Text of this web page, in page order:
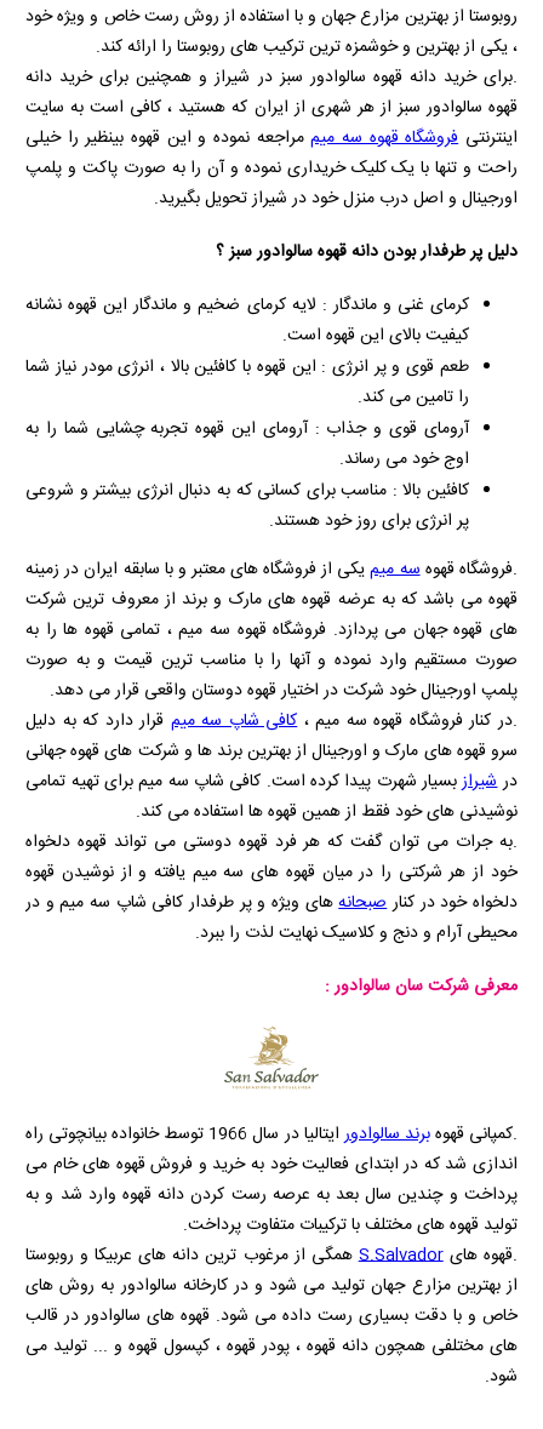
روبوستا از بهترین مزارع جهان و با استفاده از روش رست خاص و ویژه خود
، یکی از بهترین و خوشمزه ترین ترکیب های روبوستا را ارائه کند.
.برای خرید دانه قهوه سالوادور سبز در شیراز و همچنین برای خرید دانه
قهوه سالوادور سبز از هر شهری از ایران که هستید ، کافی است به سایت
اینترنتیفروشگاه قهوه سه میممراجعه نموده و این قهوه بینظیر را خیلی
راحت و تنها با یک کلیک خریداری نموده و آن را به صورت پاکت و پلمپ
اورجینال و اصل درب منزل خود در شیراز تحویل بگیرید.
دلیل پر طرفدار بودن دانه قهوه سالوادور سبز ؟
کرمای غنی و ماندگار : لایه کرمای ضخیم و ماندگار این قهوه نشانه
کیفیت بالای این قهوه است.
طعم قوی و پر انرژی : این قهوه با کافئین بالا ، انرژی مودر نیاز شما
را تامین می کند.
آرومای قوی و جذاب : آرومای این قهوه تجربه چشایی شما را به
اوج خود می رساند.
کافئین بالا : مناسب برای کسانی که به دنبال انرژی بیشتر و شروعی
پر انرژی برای روز خود هستند.
.فروشگاه قهوهسه میمیکی از فروشگاه های معتبر و با سابقه ایران در زمینه
قهوه می باشد که به عرضه قهوه های مارک و برند از معروف ترین شرکت
های قهوه جهان می پردازد. فروشگاه قهوه سه میم ، تمامی قهوه ها را به
صورت مستقیم وارد نموده و آنها را با مناسب ترین قیمت و به صورت
پلمپ اورجینال خود شرکت در اختیار قهوه دوستان واقعی قرار می دهد.
.در کنار فروشگاه قهوه سه میم ،کافی شاپ سه میم قرار دارد که به دلیل
سرو قهوه های مارک و اورجینال از بهترین برند ها و شرکت های قهوه جهانی
درشیرازبسیار شهرت پیدا کرده است. کافی شاپ سه میم برای تهیه تمامی
نوشیدنی های خود فقط از همین قهوه ها استفاده می کند.
.به جرات می توان گفت که هر فرد قهوه دوستی می تواند قهوه دلخواه
خود از هر شرکتی را در میان قهوه های سه میم یافته و از نوشیدن قهوه
دلخواه خود در کنارصبحانههای ویژه و پر طرفدار کافی شاپ سه میم و در
محیطی آرام و دنج و کلاسیک نهایت لذت را ببرد.
معرفی شرکت سان سالوادور :
.کمپانی قهوهبرند سالوادور
ایتالیا در سال 1966 توسط خانواده بیانچوتی راه
اندازی شد که در ابتدای فعالیت خود به خرید و فروش قهوه های خام می
پرداخت و چندین سال بعد به عرصه رست کردن دانه قهوه وارد شد و به
تولید قهوه های مختلف با ترکیبات متفاوت پرداخت.
.قهوه هایS.Salvadorهمگی از مرغوب ترین دانه های عربیکا و روبوستا
از بهترین مزارع جهان تولید می شود و در کارخانه سالوادور به روش های
خاص و با دقت بسیاری رست داده می شود. قهوه های سالوادور در قالب
های مختلفی همچون دانه قهوه ، پودر قهوه ، کپسول قهوه و ... تولید می
شود.